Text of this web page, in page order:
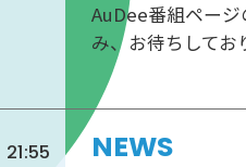
AuDee番組ペー
み、お待ちしてお
21:55
NEWS